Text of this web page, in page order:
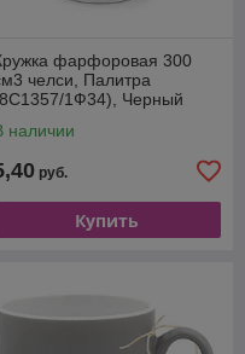
фарфоровая 300
челси, Палитра
1Ф34), Черный
наличии
руб.
Купить